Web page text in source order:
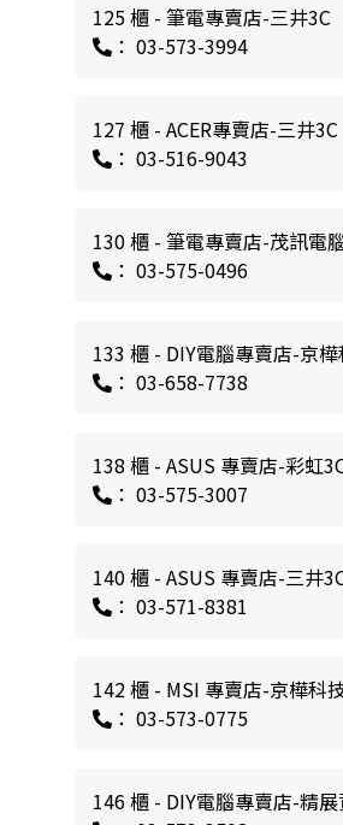
125 櫃 - 筆電專賣店-三井3C
： 03-573-3994
127 櫃 - ACER專賣店-三井3C
： 03-516-9043
130 櫃 - 筆電專賣店-茂訊電
： 03-575-0496
133 櫃 - DIY電腦專賣店-京
： 03-658-7738
138 櫃 - ASUS 專賣店-彩虹
： 03-575-3007
140 櫃 - ASUS 專賣店-三井
： 03-571-8381
142 櫃 - MSI 專賣店-京樺科
： 03-573-0775
146 櫃 - DIY電腦專賣店-精